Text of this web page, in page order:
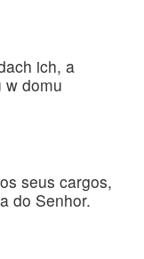
ich, a
w domu
seus cargos,
do Senhor.